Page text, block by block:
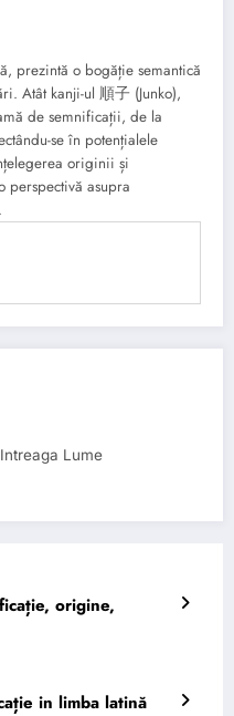
prezintă o bogăție semantică
Atât kanji-ul 順子 (Junko),
de semnificații, de la
se în potențialele
originii și
perspectivă asupra
Lume
origine,
in limba latină